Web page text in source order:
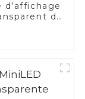
d'affichage
de